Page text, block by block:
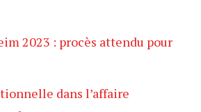
2023 : procès attendu pour
dans l’affaire